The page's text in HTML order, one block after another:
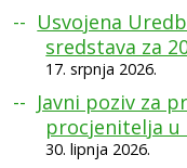
Usvojena
sredstava za
17. srpnja 2026.
Javni poziv za
procjenitelja
30. lipnja 2026.